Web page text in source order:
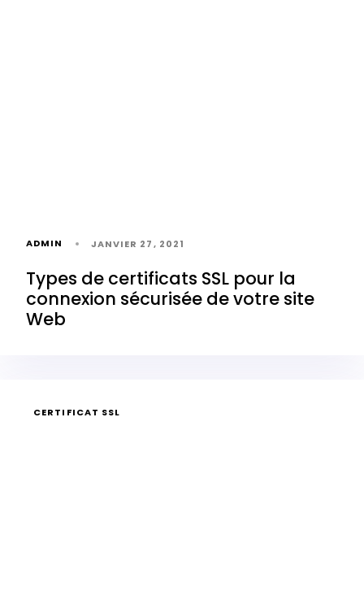
ADMIN JANVIER 27, 2021
Types de certificats SSL pour la
connexion sécurisée de votre site
Web
CERTIFICAT SSL